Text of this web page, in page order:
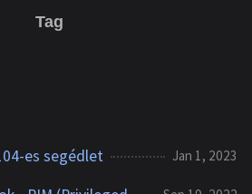
Tag
es segédlet Jan 1, 2023